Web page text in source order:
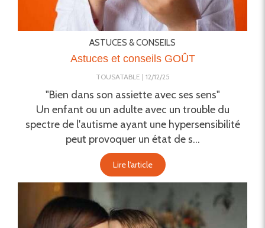
ASTUCES & CONSEILS
Astuces et conseils GOÛT
TOUSATABLE 12/12/25
"Bien dans son assiette avec ses sens"
Un enfant ou un adulte avec un trouble du
spectre de l'autisme ayant une hypersensibilité
peut provoquer un état de s...
Lire l'article